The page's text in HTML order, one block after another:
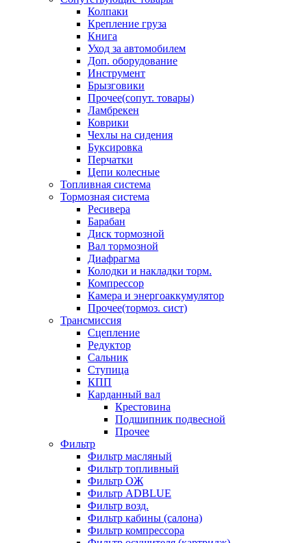
Колпаки
Крепление груза
Книга
Уход за автомобилем
Доп. оборудование
Инструмент
Брызговики
Прочее(сопут. товары)
Ламбрекен
Коврики
Чехлы на сидения
Буксировка
Перчатки
Цепи колесные
Топливная система
Тормозная система
Ресивера
Барабан
Диск тормозной
Вал тормозной
Диафрагма
Колодки и накладки торм.
Компрессор
Камера и энергоаккумулятор
Прочее(тормоз. сист)
Трансмиссия
Сцепление
Редуктор
Сальник
Ступица
КПП
Карданный вал
Крестовина
Подшипник подвесной
Прочее
Фильтр
Фильтр масляный
Фильтр топливный
Фильтр ОЖ
Фильтр ADBLUE
Фильтр возд.
Фильтр кабины (салона)
Фильтр компрессора